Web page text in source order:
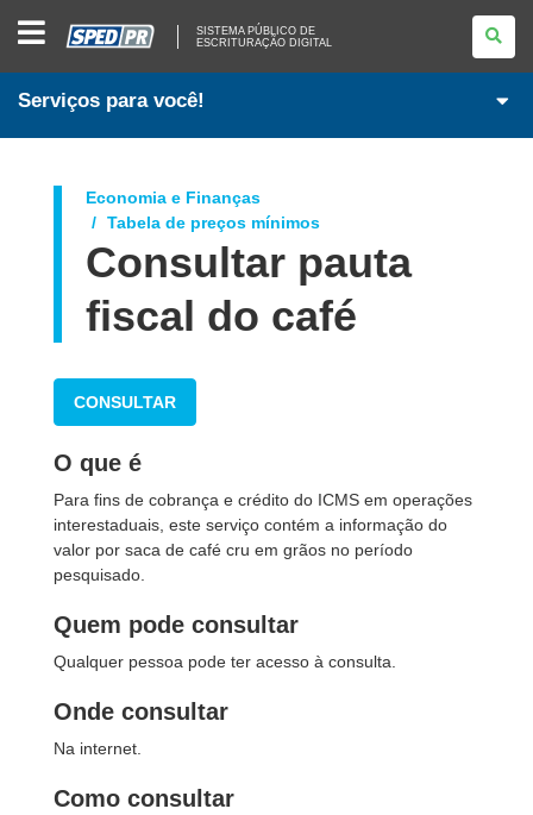
PÚBLICO
DE
ESCRITURAÇÃO
SISTEMA PÚBLICO DE
ESCRITURAÇÃO DIGITAL
Serviços para você!
Economia e Finanças
Tabela de preços mínimos
Consultar pauta
fiscal do café
CONSULTAR
O que é
Para fins de cobrança e crédito do ICMS em operações
interestaduais, este serviço contém a informação do
valor por saca de café cru em grãos no período
pesquisado.
Quem pode consultar
Qualquer pessoa pode ter acesso à consulta.
Onde consultar
Na internet.
Como consultar